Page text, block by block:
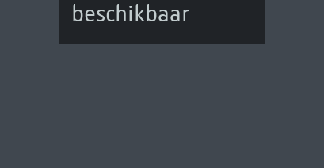
beschikbaar